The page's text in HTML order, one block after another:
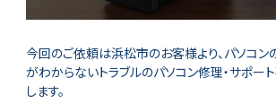
今回のご依頼は浜松市のお客様より、パソコ
がわからないトラブルのパソコン修理・サポー
します。